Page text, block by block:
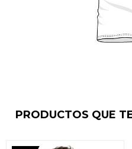
PRODUCTOS QUE